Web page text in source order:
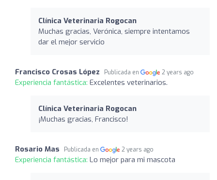
Clínica Veterinaria Rogocan
Muchas gracias, Verónica, siempre intentamos
dar el mejor servicio
Francisco Crosas López Publicada en 2 years ago
Experiencia fantástica: Excelentes veterinarios.
Clínica Veterinaria Rogocan
¡Muchas gracias, Francisco!
Rosario Mas Publicada en 2 years ago
Experiencia fantástica: Lo mejor para mi mascota